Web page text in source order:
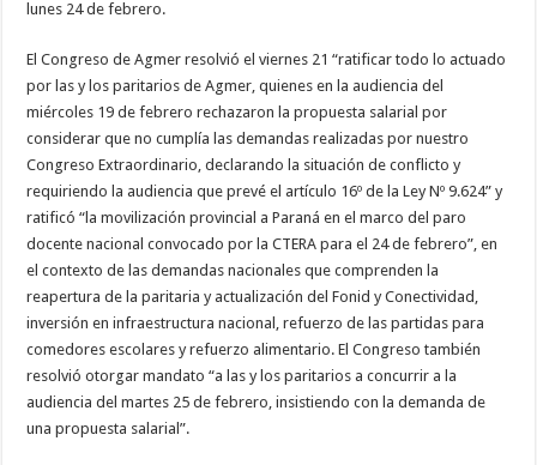
lunes 24 de febrero.
El Congreso de Agmer resolvió el viernes 21 “ratificar todo lo actuado
por las y los paritarios de Agmer, quienes en la audiencia del
miércoles 19 de febrero rechazaron la propuesta salarial por
considerar que no cumplía las demandas realizadas por nuestro
Congreso Extraordinario, declarando la situación de conflicto y
requiriendo la audiencia que prevé el artículo 16º de la Ley Nº 9.624” y
ratificó “la movilización provincial a Paraná en el marco del paro
docente nacional convocado por la CTERA para el 24 de febrero”, en
el contexto de las demandas nacionales que comprenden la
reapertura de la paritaria y actualización del Fonid y Conectividad,
inversión en infraestructura nacional, refuerzo de las partidas para
comedores escolares y refuerzo alimentario. El Congreso también
resolvió otorgar mandato “a las y los paritarios a concurrir a la
audiencia del martes 25 de febrero, insistiendo con la demanda de
una propuesta salarial”.